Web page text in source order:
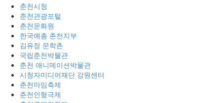
춘천시청
춘천관광포털
춘천문화원
한국예총 춘천지부
김유정 문학촌
국립춘천박물관
춘천 애니메이션박물관
시청자미디어재단 강원센터
춘천마임축제
춘천인형극제